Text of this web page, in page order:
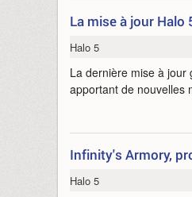
La mise à jour
Halo 5
La dernière mise à jour
apportant de nouvelles
Infinity's Armory,
Halo 5